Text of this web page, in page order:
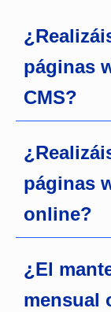
páginas
CMS?
páginas
online?
¿El
mensual